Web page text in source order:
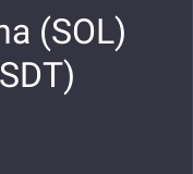
(SOL)